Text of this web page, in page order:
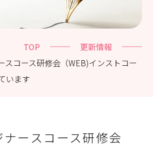
TOP
更新情報
スコース研修会（WEB)インストコー
います
ナースコース研修会